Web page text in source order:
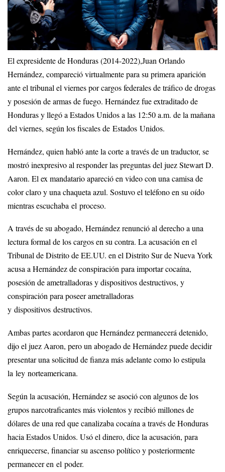
El expresidente de Honduras (2014-2022),Juan Orlando
Hernández, compareció virtualmente para su primera aparición
ante el tribunal el viernes por cargos federales de tráfico de drogas
y posesión de armas de fuego. Hernández fue extraditado de
Honduras y llegó a Estados Unidos a las 12:50 a.m. de la mañana
del viernes, según los fiscales de Estados Unidos.
Hernández, quien habló ante la corte a través de un traductor, se
mostró inexpresivo al responder las preguntas del juez Stewart D.
Aaron. El ex mandatario apareció en video con una camisa de
color claro y una chaqueta azul. Sostuvo el teléfono en su oído
mientras escuchaba el proceso.
A través de su abogado, Hernández renunció al derecho a una
lectura formal de los cargos en su contra. La acusación en el
Tribunal de Distrito de EE.UU. en el Distrito Sur de Nueva York
acusa a Hernández de conspiración para importar cocaína,
posesión de ametralladoras y dispositivos destructivos, y
conspiración para poseer ametralladoras
y dispositivos destructivos.
Ambas partes acordaron que Hernández permanecerá detenido,
dijo el juez Aaron, pero un abogado de Hernández puede decidir
presentar una solicitud de fianza más adelante como lo estipula
la ley norteamericana.
Según la acusación, Hernández se asoció con algunos de los
grupos narcotraficantes más violentos y recibió millones de
dólares de una red que canalizaba cocaína a través de Honduras
hacia Estados Unidos. Usó el dinero, dice la acusación, para
enriquecerse, financiar su ascenso político y posteriormente
permanecer en el poder.